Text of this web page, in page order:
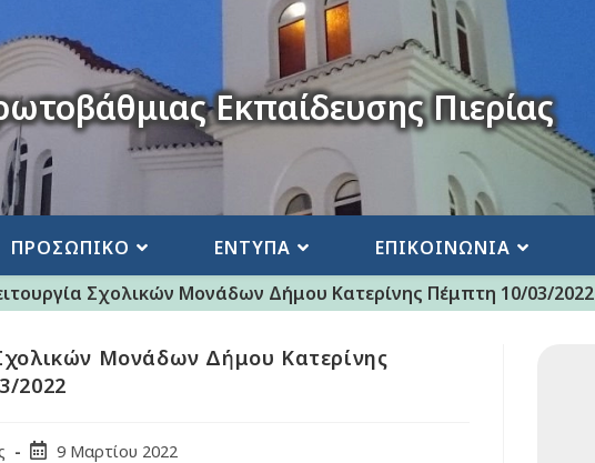
Εκπαίδευσης Πιερίας
ΠΡΟΣΩΠΙΚΟ ΕΝΤΥΠΑ
ΕΠΙΚΟΙΝΩΝΙΑ
Σχολικών Μονάδων Δήμου Κατερίνης Πέμπτη 10/03/2022
Μονάδων Δήμου Κατερίνης
2022
9 Μαρτίου 2022